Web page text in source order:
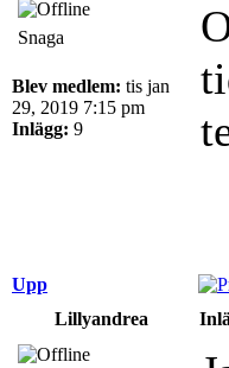
Snaga
Blev medlem: tis jan
29, 2019 7:15 pm
Inlägg: 9
Upp
Lillyandrea